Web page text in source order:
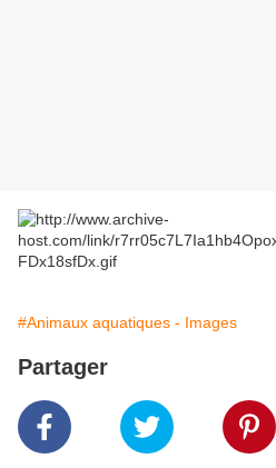
#Animaux aquatiques - Images
Partager